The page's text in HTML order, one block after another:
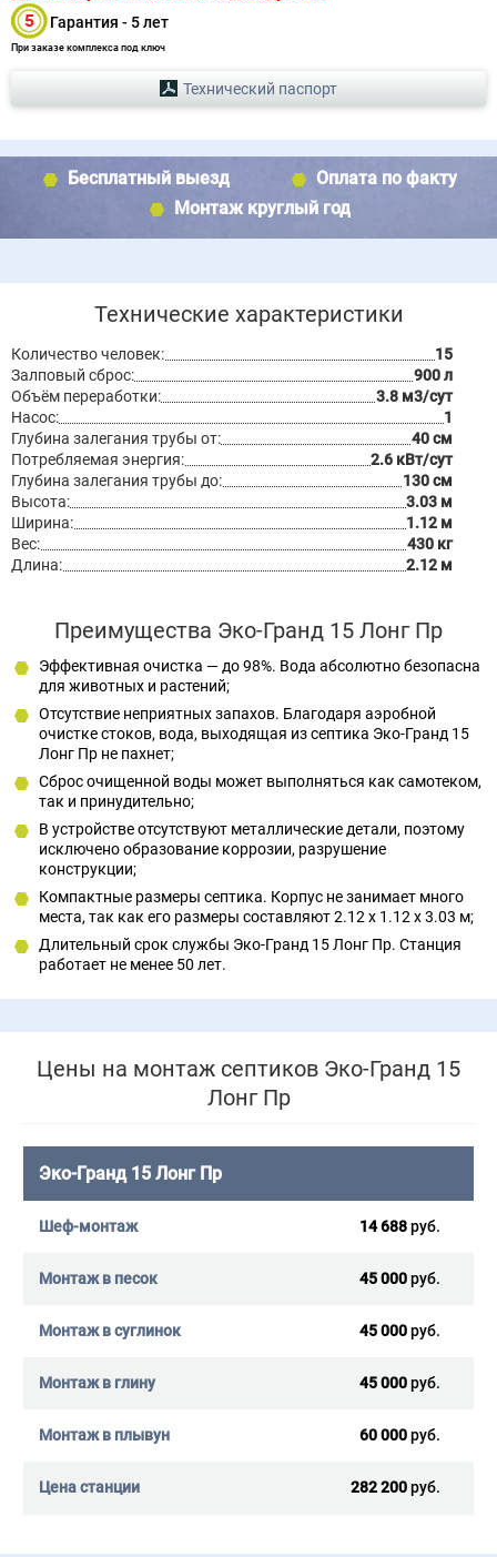
Гарантия - 5 лет
При заказе комплекса под ключ
Технический паспорт
Бесплатный выезд
Оплата по факту
Монтаж круглый год
Технические характеристики
Количество человек:
15
Залповый сброс:
900 л
Объём переработки:
3.8 м3/сут
Насос:
1
Глубина залегания трубы от:
40 см
Потребляемая энергия:
2.6 кВт/сут
Глубина залегания трубы до:
130 см
Высота:
3.03 м
Ширина:
1.12 м
Вес:
430 кг
Длина:
2.12 м
Преимущества Эко-Гранд 15 Лонг Пр
Эффективная очистка — до 98%. Вода абсолютно безопасна
для животных и растений;
Отсутствие неприятных запахов. Благодаря аэробной
очистке стоков, вода, выходящая из септика Эко-Гранд 15
Лонг Пр не пахнет;
Сброс очищенной воды может выполняться как самотеком,
так и принудительно;
В устройстве отсутствуют металлические детали, поэтому
исключено образование коррозии, разрушение
конструкции;
Компактные размеры септика. Корпус не занимает много
места, так как его размеры составляют 2.12 x 1.12 x 3.03 м;
Длительный срок службы Эко-Гранд 15 Лонг Пр. Станция
работает не менее 50 лет.
Цены на монтаж септиков Эко-Гранд 15
Лонг Пр
Эко-Гранд 15 Лонг Пр
14 688руб.
45 000руб.
45 000руб.
45 000руб.
60 000руб.
282 200руб.